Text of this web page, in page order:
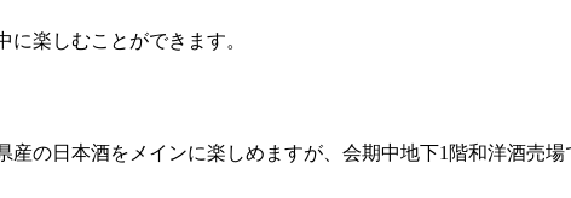
楽しむことができます。
産の日本酒をメインに楽しめますが、会期中地下1階和洋酒売